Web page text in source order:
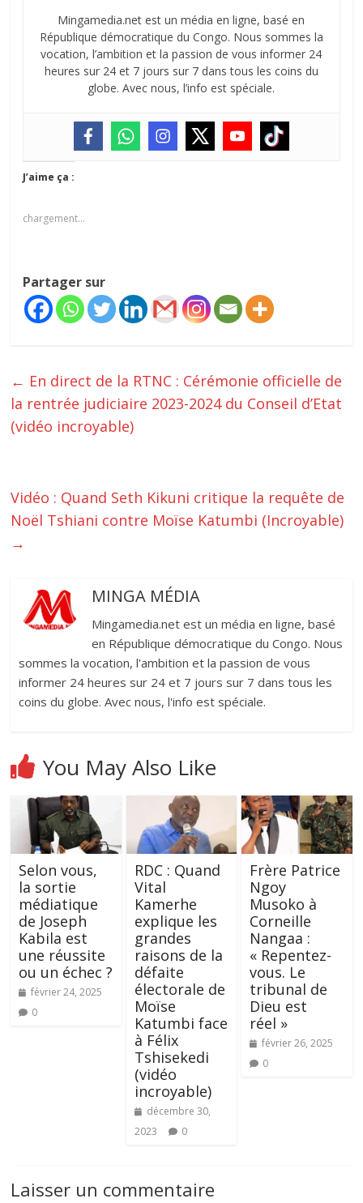
Mingamedia.net est un média en ligne, basé en
République démocratique du Congo. Nous sommes la
vocation, l’ambition et la passion de vous informer 24
heures sur 24 et 7 jours sur 7 dans tous les coins du
globe. Avec nous, l’info est spéciale.
J’aime ça :
chargement…
Partager sur
← En direct de la RTNC : Cérémonie officielle de
la rentrée judiciaire 2023-2024 du Conseil d’Etat
(vidéo incroyable)
Vidéo : Quand Seth Kikuni critique la requête de
Noël Tshiani contre Moïse Katumbi (Incroyable)
→
MINGA MÉDIA
Mingamedia.net est un média en ligne, basé
en République démocratique du Congo. Nous
sommes la vocation, l'ambition et la passion de vous
informer 24 heures sur 24 et 7 jours sur 7 dans tous les
coins du globe. Avec nous, l'info est spéciale.
You May Also Like
Selon vous,
la sortie
médiatique
de Joseph
Kabila est
une réussite
ou un échec ?
février 24, 2025
0
RDC : Quand
Vital
Kamerhe
explique les
grandes
raisons de la
défaite
électorale de
Moïse
Katumbi face
à Félix
Tshisekedi
(vidéo
incroyable)
décembre 30,
2023
0
Frère Patrice
Ngoy
Musoko à
Corneille
Nangaa :
« Repentez-
vous. Le
tribunal de
Dieu est
réel »
février 26, 2025
0
Laisser un commentaire